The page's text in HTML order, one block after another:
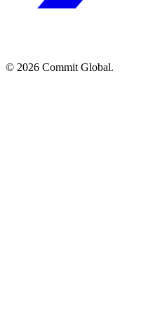
© 2026 Commit Global.